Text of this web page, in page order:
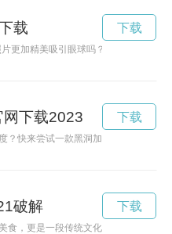
载
更加精美吸引眼球吗？不妨尝试一下
下载
下载2023
？快来尝试一款黑洞加速器app吧！
下载
破解
食，更是一段传统文化的传承和故事
下载